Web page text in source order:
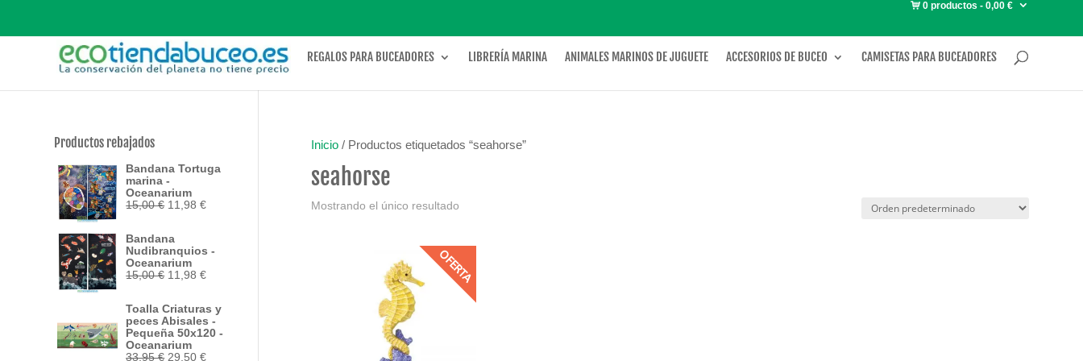
0 productos 0,00 €
REGALOS PARA BUCEADORES LIBRERÍA MARINA ANIMALES MARINOS DE JUGUETE ACCESORIOS DE BUCEO CAMISETAS PARA BUCEADORES
Inicio / Productos etiquetados “seahorse”
seahorse
Mostrando el único resultado
OFERTA
Productos rebajados
Bandana Tortuga
marina -
Oceanarium
15,00€ El
era:
15,00 €.
11,98€El
11,98 €.
Bandana
Nudibranquios -
Oceanarium
15,00€ El
era:
15,00 €.
11,98€El
es:
11,98 €.
Toalla Criaturas y
peces Abisales -
Pequeña 50x120 -
Oceanarium
33,95€ El
29,50€El